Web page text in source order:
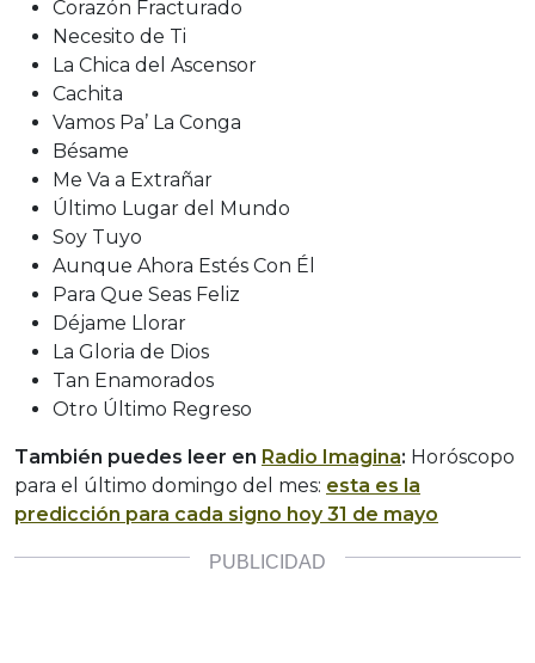
Corazón Fracturado
Necesito de Ti
La Chica del Ascensor
Cachita
Vamos Pa’ La Conga
Bésame
Me Va a Extrañar
Último Lugar del Mundo
Soy Tuyo
Aunque Ahora Estés Con Él
Para Que Seas Feliz
Déjame Llorar
La Gloria de Dios
Tan Enamorados
Otro Último Regreso
También puedes leer en Radio Imagina: Horóscopo
para el último domingo del mes: esta es la
predicción para cada signo hoy 31 de mayo